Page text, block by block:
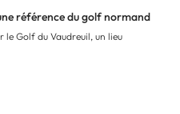
référence du golf normand
le Golf du Vaudreuil, un lieu